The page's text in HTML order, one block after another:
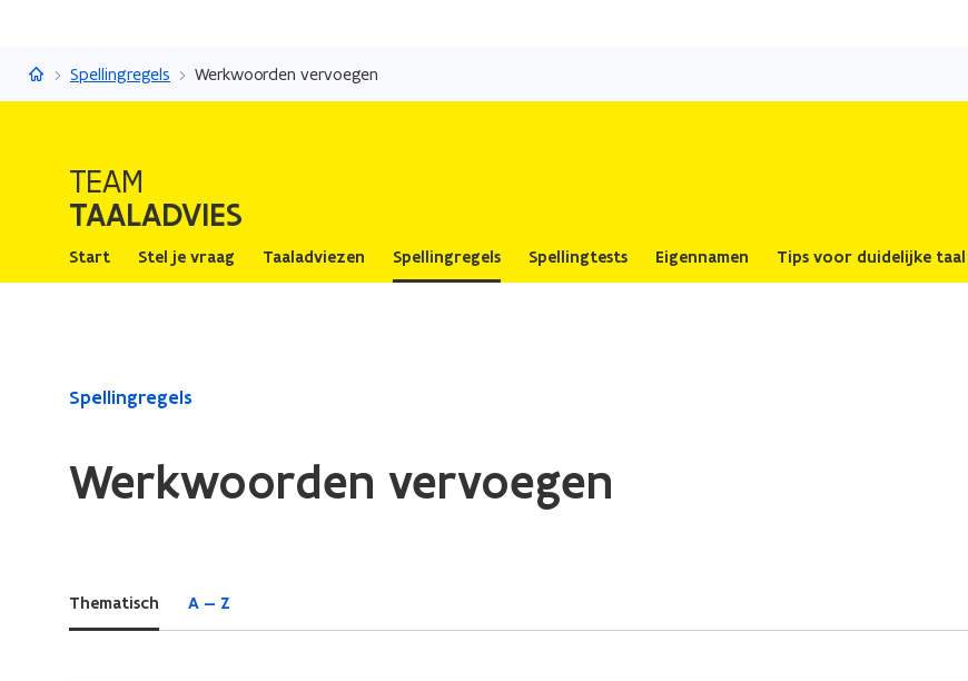
naar
TaaladviesSpellingregels Werkwoorden vervoegen
TEAM
TAALADVIES
Start Stel je vraag Taaladviezen Spellingregels Spellingtests Eigennamen Tips voor duidelijke taal
Gedaan
Werkwoorden
vervoegen
Spellingregels
Werkwoorden vervoegen
Thematisch A — Z